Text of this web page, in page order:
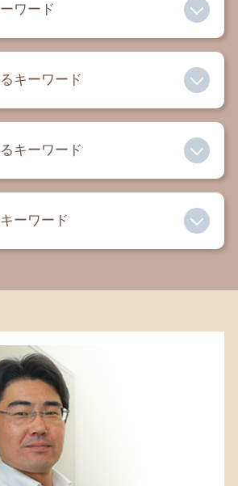
ワード
続税
控除
財産
遺留分
除額
金
限
税
請求権
キーワード
料 弁護士
料
キーワード
後見 違い
は
ーワード
士
護士
士
護士
理士
護士
税理士
護士
士